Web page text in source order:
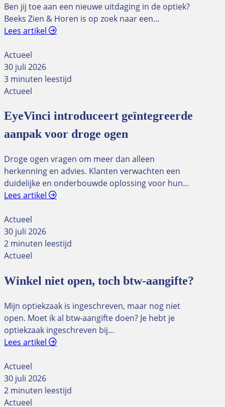
Ben jij toe aan een nieuwe uitdaging in de optiek?
Beeks Zien & Horen is op zoek naar een…
Lees artikel
Actueel
30 juli 2026
3 minuten leestijd
Actueel
EyeVinci introduceert geïntegreerde
aanpak voor droge ogen
Droge ogen vragen om meer dan alleen
herkenning en advies. Klanten verwachten een
duidelijke en onderbouwde oplossing voor hun…
Lees artikel
Actueel
30 juli 2026
2 minuten leestijd
Actueel
Winkel niet open, toch btw-aangifte?
Mijn optiekzaak is ingeschreven, maar nog niet
open. Moet ik al btw-aangifte doen? Je hebt je
optiekzaak ingeschreven bij…
Lees artikel
Actueel
30 juli 2026
2 minuten leestijd
Actueel